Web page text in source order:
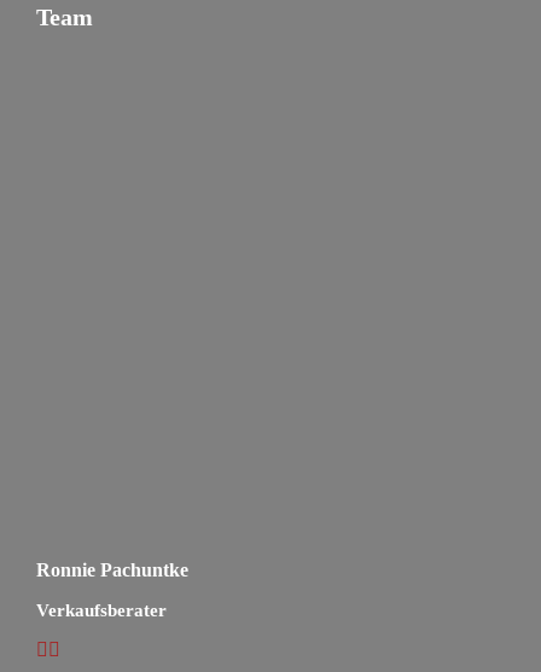
Team
Ronnie Pachuntke
Verkaufsberater